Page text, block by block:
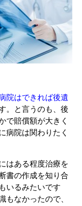
院はできれば後遺
。と言うのも、後
で賠償額が大きく
病院は関わりたく
はある程度治療を
書の作成を知り合
いるみたいです
もなかったので、